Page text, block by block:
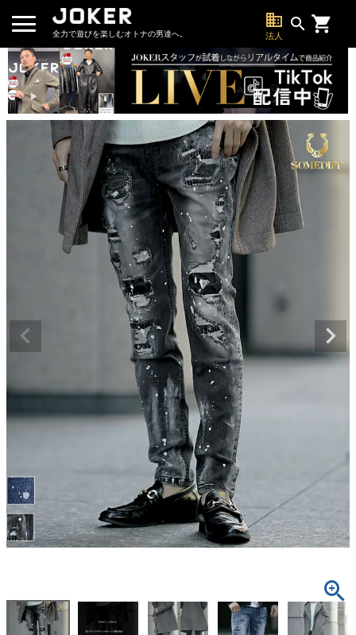
全力で遊びを楽しむオトナの男達へ。
business
法人
search